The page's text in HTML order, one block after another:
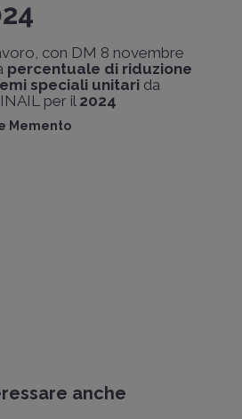
con DM 8 novembre
percentuale di riduzione
speciali unitari da
per il 2024
Memento
anche